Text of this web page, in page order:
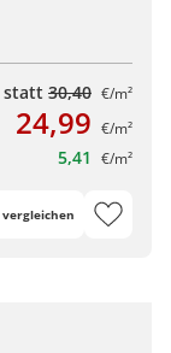
statt 30,40 €/m²
24,99 €/m²
5,41 €/m²
vergleichen